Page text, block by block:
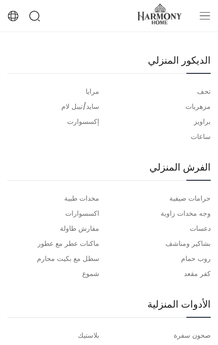
الديكور المنزلي
تحف
مزهريات
براويز
ساعات
مرايا
سايد/تيبل لام
إكسسوارت
الفرش المنزلي
حرامات صيفية
وجه مخدات زاوية
دعسات
بشاكير ومناشف
روب حمام
كفر مقعد
مخدات طبية
اكسسوارات
مفارش طاولة
ماكنات عطر مع عطور
سطل مع بكيت محارم
شموع
الأدوات المنزلية
صحون سفرة
بلاستيك